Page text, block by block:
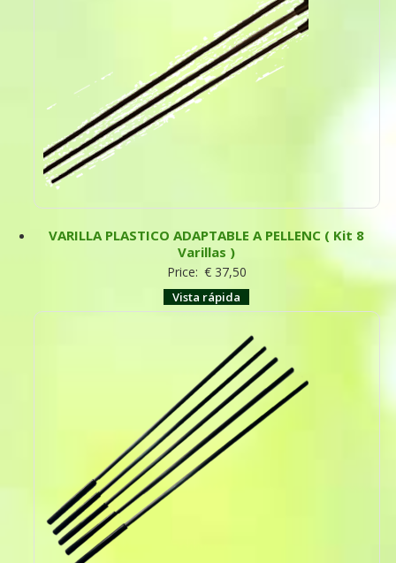
VARILLA PLASTICO ADAPTABLE A PELLENC ( Kit 8
Varillas )
Price: €37,50
Vista rápida